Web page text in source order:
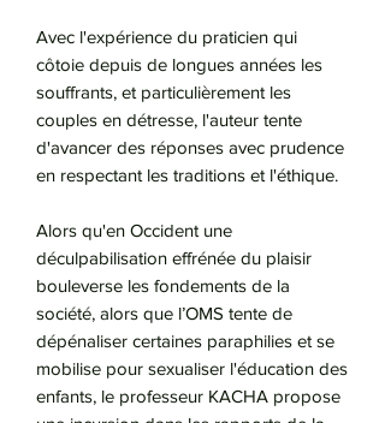
Avec l'expérience du praticien qui
côtoie depuis de longues années les
souffrants, et particulièrement les
couples en détresse, l'auteur tente
d'avancer des réponses avec prudence
en respectant les traditions et l'éthique.
Alors qu'en Occident une
déculpabilisation effrénée du plaisir
bouleverse les fondements de la
société, alors que l’OMS tente de
dépénaliser certaines paraphilies et se
mobilise pour sexualiser l'éducation des
enfants, le professeur KACHA propose